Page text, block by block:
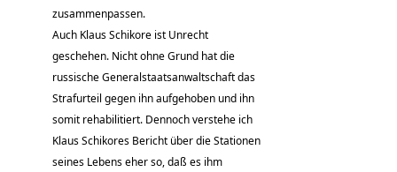
zusammenpassen.
Auch Klaus Schikore ist Unrecht
geschehen. Nicht ohne Grund hat die
russische Generalstaatsanwaltschaft das
Strafurteil gegen ihn aufgehoben und ihn
somit rehabilitiert. Dennoch verstehe ich
Klaus Schikores Bericht über die Stationen
seines Lebens eher so, daß es ihm